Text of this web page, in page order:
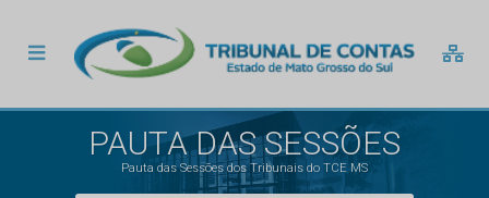
PAUTA DAS SESSÕES
Pauta das Sessões dos Tribunais do TCE MS